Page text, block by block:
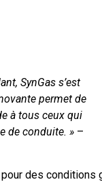
SynGas s’est
permet de
à tous ceux qui
de conduite. » –
des conditions